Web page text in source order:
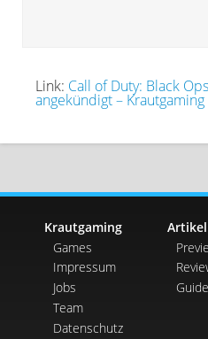
Link: Call of Duty: Black
angekündigt – Krautgaming
Krautgaming
Games
Impressum
Jobs
Team
Datenschutz
Artikel